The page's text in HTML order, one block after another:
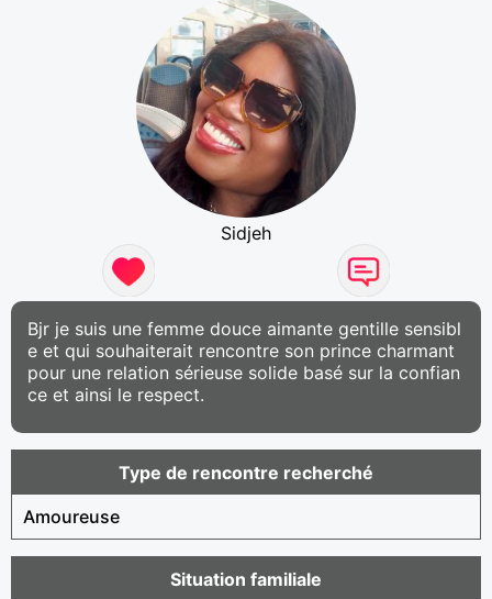
Sidjeh
Bjr je suis une femme douce aimante gentille sensibl
e et qui souhaiterait rencontre son prince charmant
pour une relation sérieuse solide basé sur la confian
ce et ainsi le respect.
Type de rencontre recherché
Amoureuse
Situation familiale